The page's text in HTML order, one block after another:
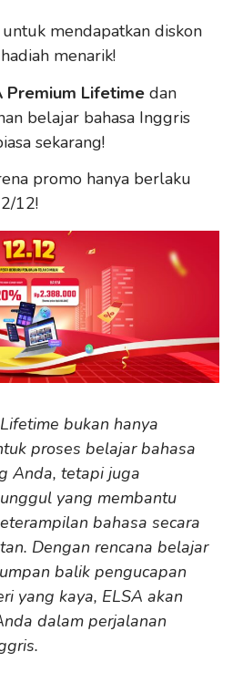
untuk mendapatkan diskon
menarik!
Premium Lifetime dan
belajar bahasa Inggris
sekarang!
promo hanya berlaku
12!
bukan hanya
proses belajar bahasa
Anda, tetapi juga
yang membantu
bahasa secara
Dengan rencana belajar
balik pengucapan
yang kaya, ELSA akan
dalam perjalanan